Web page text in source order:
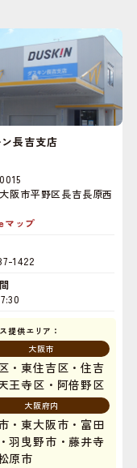
長吉支店
阪市平野区長吉長原西
マップ
1422
提供エリア：
大阪市
・東住吉区・住吉
王寺区・阿倍野区
大阪府内
・東大阪市・富田
羽曳野市・藤井寺
原市